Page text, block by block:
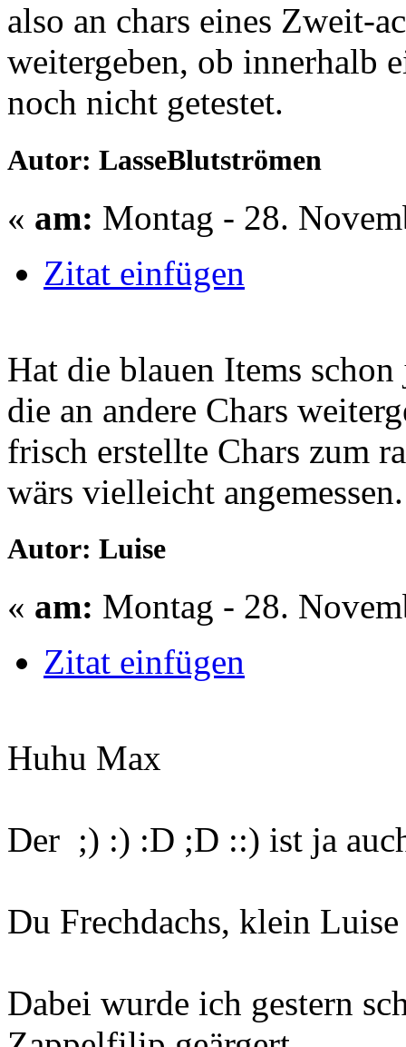
also an chars eines Zweit-
weitergeben, ob innerhalb
noch nicht getestet.
Autor: LasseBlutströmen
« am: Montag - 28.
Zitat einfügen
Hat die blauen Items
die an andere Chars
frisch erstellte Chars zum
wärs vielleicht angemessen.
Autor: Luise
« am: Montag - 28.
Zitat einfügen
Huhu Max
Der ;) :) :D ;D ::) ist ja
Du Frechdachs, klein
Dabei wurde ich gestern